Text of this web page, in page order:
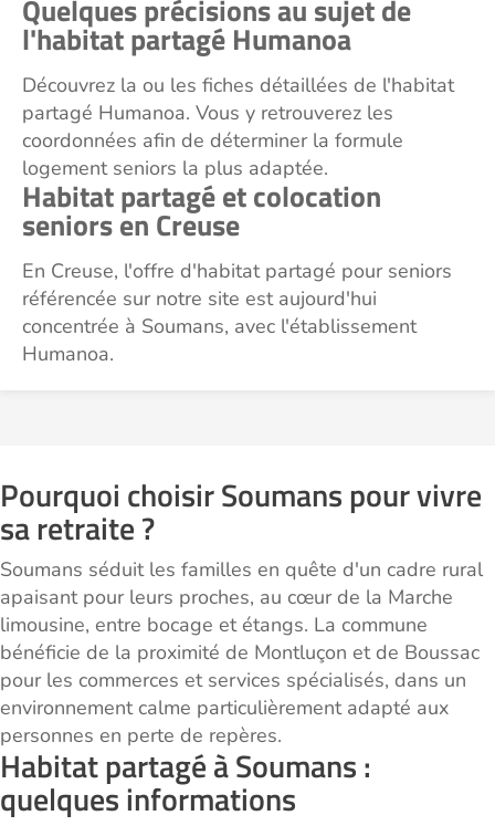
Quelques précisions au sujet de
l'habitat partagé Humanoa
Découvrez la ou les fiches détaillées de l'habitat
partagé Humanoa. Vous y retrouverez les
coordonnées afin de déterminer la formule
logement seniors la plus adaptée.
Habitat partagé et colocation
seniors en Creuse
En Creuse, l'offre d'habitat partagé pour seniors
référencée sur notre site est aujourd'hui
concentrée à Soumans, avec l'établissement
Humanoa.
Pourquoi choisir Soumans pour vivre
sa retraite ?
Soumans séduit les familles en quête d'un cadre rural
apaisant pour leurs proches, au cœur de la Marche
limousine, entre bocage et étangs. La commune
bénéficie de la proximité de Montluçon et de Boussac
pour les commerces et services spécialisés, dans un
environnement calme particulièrement adapté aux
personnes en perte de repères.
Habitat partagé à Soumans :
quelques informations